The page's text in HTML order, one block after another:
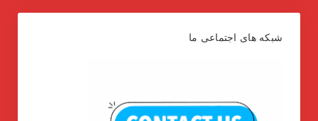
شبکه های اجتماعی ما